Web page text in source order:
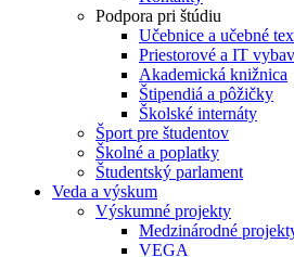
Podpora pri štúdiu
Učebnice a učebné
Priestorové a IT
Akademická knižnica
Štipendiá a pôžičky
Školské internáty
Šport pre študentov
Školné a poplatky
Študentský parlament
Veda a výskum
Výskumné projekty
Medzinárodné
VEGA